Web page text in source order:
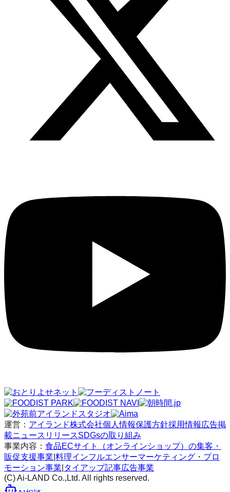
運営： アイランド株式会社個人情報保護方針採用情報 広告掲
載ニュースリリースSDGsの取り組み
事業内容： 食品ECサイト（オンラインショップ）の集客・
販促支援事業 料理インフルエンサーマーケティング・プロ
モーション事業 タイアップ記事広告事業
(C) Ai-LAND Co.,Ltd. All rights reserved.